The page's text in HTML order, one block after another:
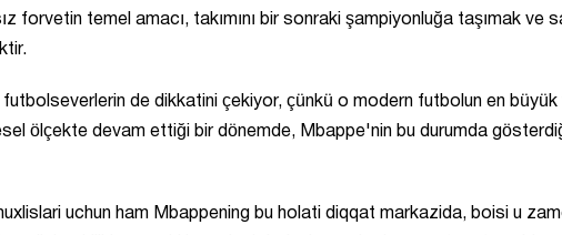
forvetin temel amacı, takımını bir sonraki şampiyonluğa taşımak ve
de dikkatini çekiyor, çünkü o modern futbolun en büyük
ölçekte devam ettiği bir dönemde, Mbappe'nin bu durumda gösterdiği
uchun ham Mbappening bu holati diqqat markazida, boisi u